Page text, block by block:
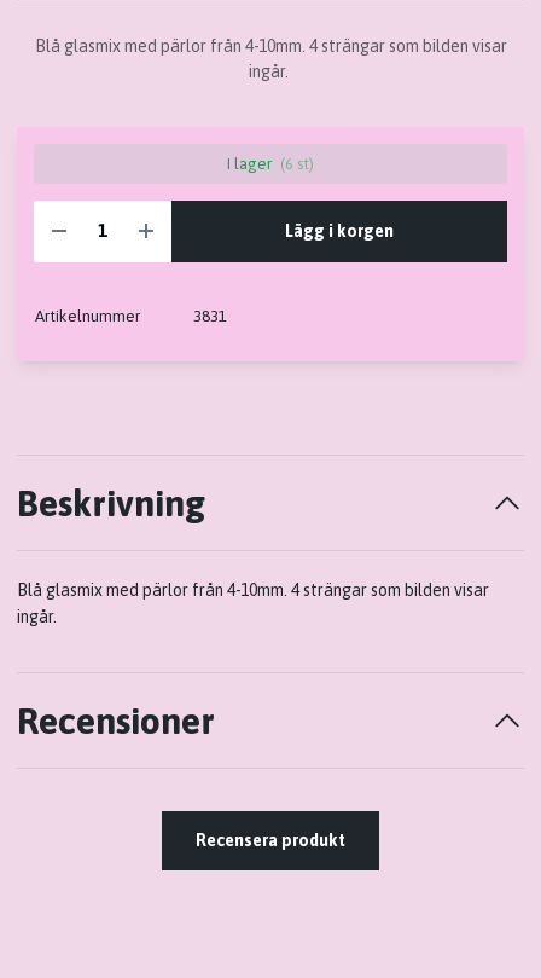
Blå glasmix med pärlor från 4-10mm. 4 strängar som bilden visar
ingår.
I lager (6 st)
Lägg i korgen
Artikelnummer 3831
Beskrivning
Blå glasmix med pärlor från 4-10mm. 4 strängar som bilden visar
ingår.
Recensioner
Recensera produkt